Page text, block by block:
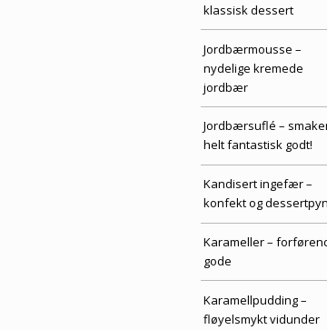
klassisk dessert
Jordbærmousse –
nydelige kremede
jordbær
Jordbærsuflé –
helt fantastisk godt!
Kandisert ingefær –
konfekt og
Karameller –
gode
Karamellpudding –
fløyelsmykt vidunder